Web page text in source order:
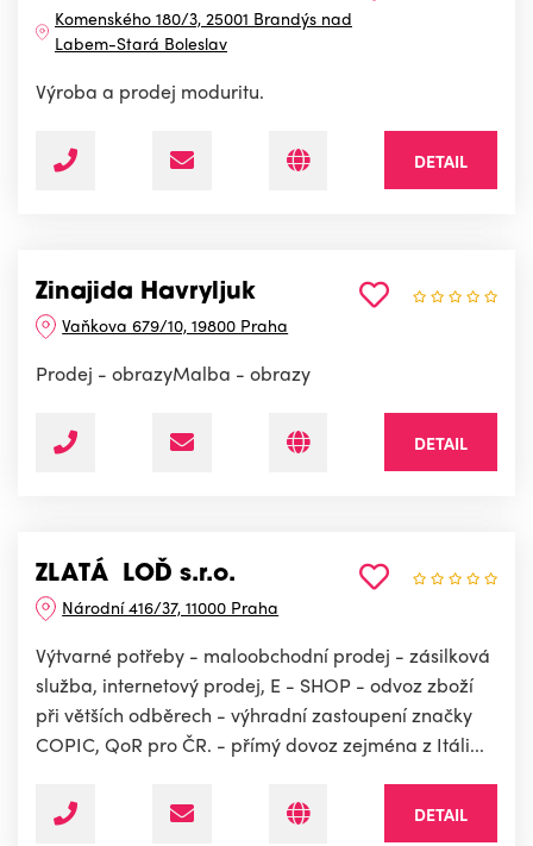
Komenského 180/3, 25001 Brandýs nad
Labem-Stará Boleslav
Výroba a prodej moduritu.
DETAIL
Zinajida Havryljuk
Vaňkova 679/10, 19800 Praha
Prodej - obrazyMalba - obrazy
DETAIL
ZLATÁ LOĎ s.r.o.
Národní 416/37, 11000 Praha
Výtvarné potřeby - maloobchodní prodej - zásilková
služba, internetový prodej, E - SHOP - odvoz zboží
při větších odběrech - výhradní zastoupení značky
COPIC, QoR pro ČR. - přímý dovoz zejména z Itáli...
DETAIL